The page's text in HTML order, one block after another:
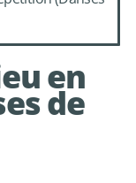
en
de